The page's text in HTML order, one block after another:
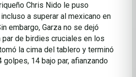
Chris Nido le puso
a superar al mexicano en
embargo, Garza no se dejó
par de birdies cruciales en los
la cima del tablero y terminó
golpes, 14 bajo par, afianzando